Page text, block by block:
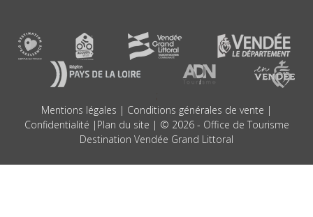
Mentions légales | Conditions générales de vente |
Confidentialité | Plan du site | © 2026 - Office de Tourisme
Destination Vendée Grand Littoral